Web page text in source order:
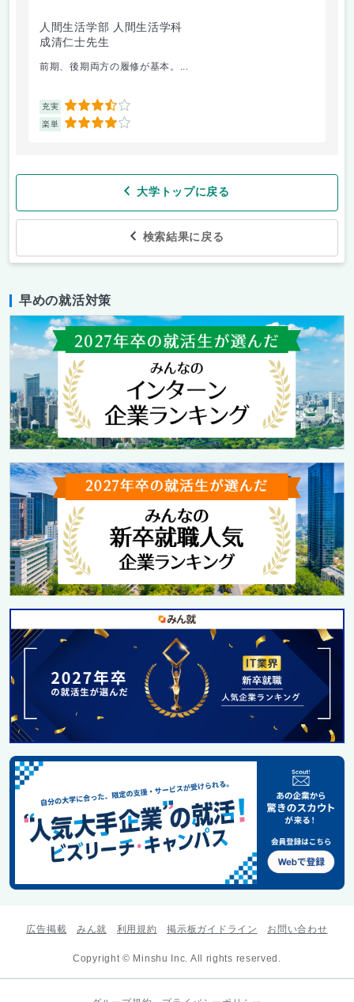
人間生活学部 人間生活学科
成清仁士先生
前期、後期両方の履修が基本。...
充実 3.5
楽単 4
大学トップに戻る
検索結果に戻る
早めの就活対策
広告掲載 みん就 利用規約 掲示板ガイドライン お問い合わせ
Copyright © Minshu Inc. All rights reserved.